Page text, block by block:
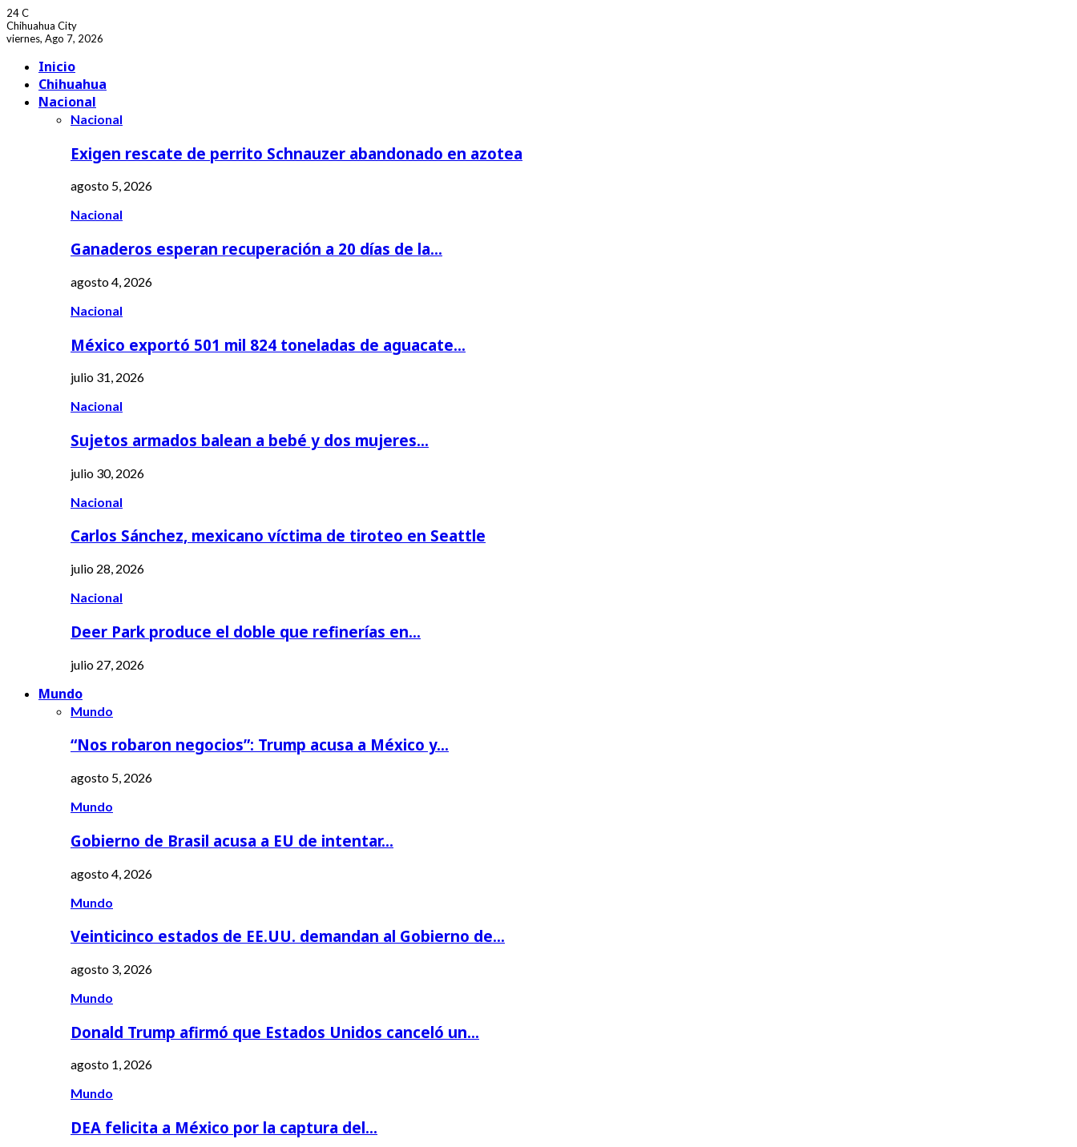
24C
Chihuahua City
viernes, Ago 7, 2026
Inicio
Chihuahua
Nacional
Nacional
Exigen rescate de perrito Schnauzer abandonado en azotea
agosto 5, 2026
Nacional
Ganaderos esperan recuperación a 20 días de la…
agosto 4, 2026
Nacional
México exportó 501 mil 824 toneladas de aguacate…
julio 31, 2026
Nacional
Sujetos armados balean a bebé y dos mujeres…
julio 30, 2026
Nacional
Carlos Sánchez, mexicano víctima de tiroteo en Seattle
julio 28, 2026
Nacional
Deer Park produce el doble que refinerías en…
julio 27, 2026
Mundo
Mundo
“Nos robaron negocios”: Trump acusa a México y…
agosto 5, 2026
Mundo
Gobierno de Brasil acusa a EU de intentar…
agosto 4, 2026
Mundo
Veinticinco estados de EE.UU. demandan al Gobierno de…
agosto 3, 2026
Mundo
Donald Trump afirmó que Estados Unidos canceló un…
agosto 1, 2026
Mundo
DEA felicita a México por la captura del…